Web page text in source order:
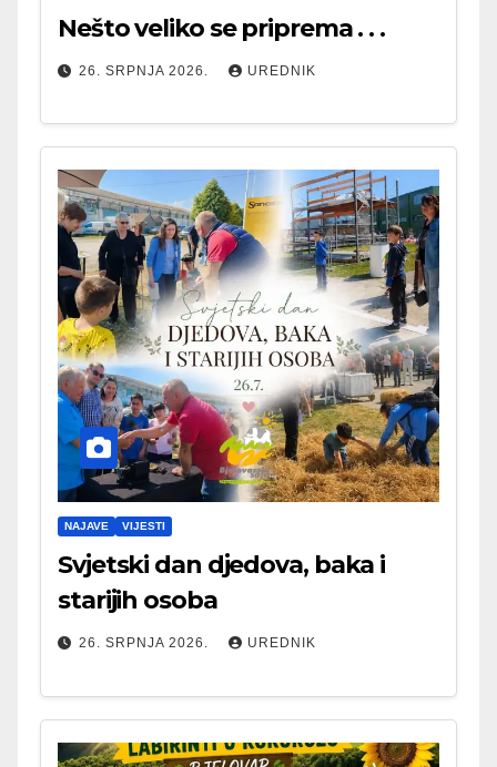
Nešto veliko se priprema . . .
26. SRPNJA 2026. UREDNIK
NAJAVE VIJESTI
Svjetski dan djedova, baka i
starijih osoba
26. SRPNJA 2026. UREDNIK